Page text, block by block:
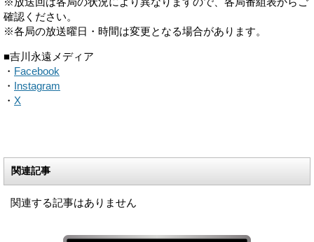
確認ください。
※各局の放送曜日・時間は変更となる場合があります。
■吉川永遠メディア
・ Facebook
・
Instagram
・ X
関連記事
関連する記事はありません